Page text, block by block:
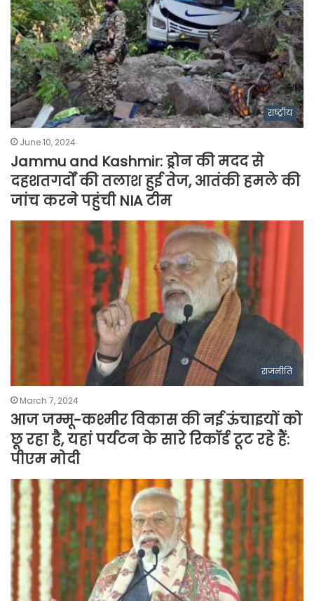
राष्ट्रीय
June 10, 2024
Jammu and Kashmir: ड्रोन की मदद से
दहशतगर्दों की तलाश हुई तेज, आतंकी हमले की
जांच करने पहुंची NIA टीम
राजनीति
March 7, 2024
आज जम्मू-कश्मीर विकास की नई ऊंचाइयों को
छू रहा है, यहां पर्यटन के सारे रिकॉर्ड टूट रहे हैं:
पीएम मोदी